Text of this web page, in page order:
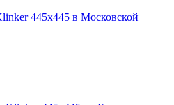
445х445 в Московской